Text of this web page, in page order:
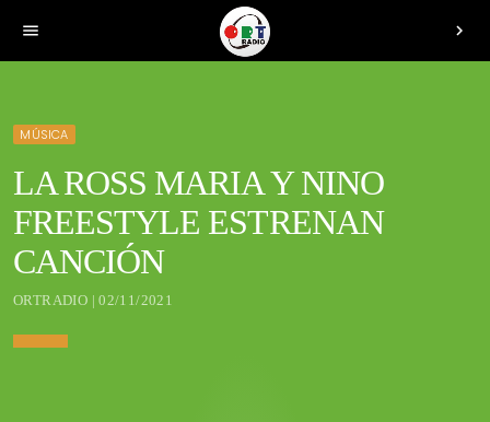
menu chevron_right
MÚSICA
LA ROSS MARIA Y NINO
FREESTYLE ESTRENAN
CANCIÓN
ORTRADIO | 02/11/2021